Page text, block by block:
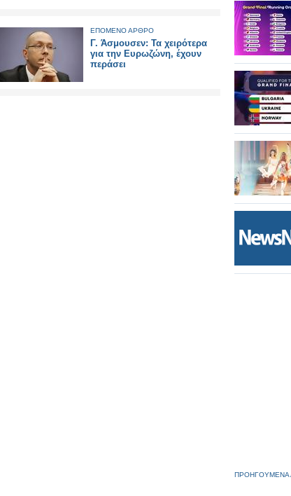
ΕΠΟΜΕΝΟ ΑΡΘΡΟ
Γ. Άσμουσεν: Τα χειρότερα
για την Ευρωζώνη, έχουν
περάσει
ΠΡΟΗΓΟΥΜΕΝΑ